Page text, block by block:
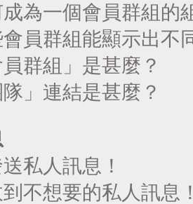
為一個會員群組的
員群組能顯示出不
員群組」是甚麼？
隊」連結是甚麼？
私人訊息！
不想要的私人訊息